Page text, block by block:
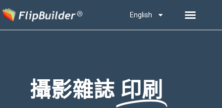
English
攝影雜誌 印刷